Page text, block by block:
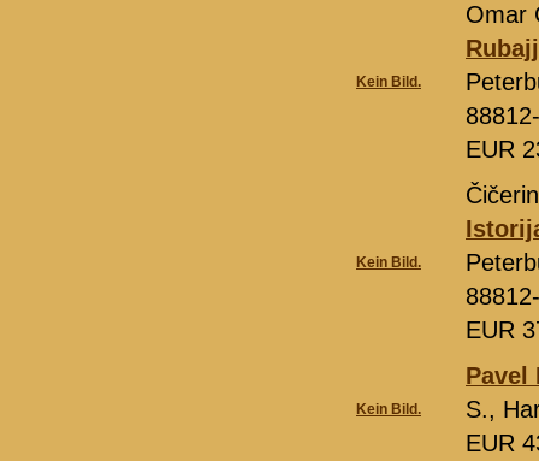
Kein Bild.
Omar
EUR
Kein Bild.
EUR
Kein Bild.
Pavel
S.,
EUR